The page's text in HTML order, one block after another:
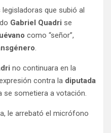
que subió al
Gabriel Quadri se
como “señor”,
.
no continuara en la
contra la diputada
se sometiera a votación.
le arrebató el micrófono